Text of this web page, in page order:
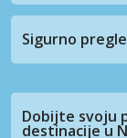
Sigurno
Dobijte svoju
destinacije u